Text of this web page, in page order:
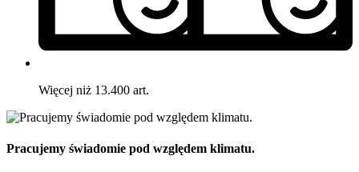
Więcej niż 13.400 art.
Pracujemy świadomie pod względem klimatu.